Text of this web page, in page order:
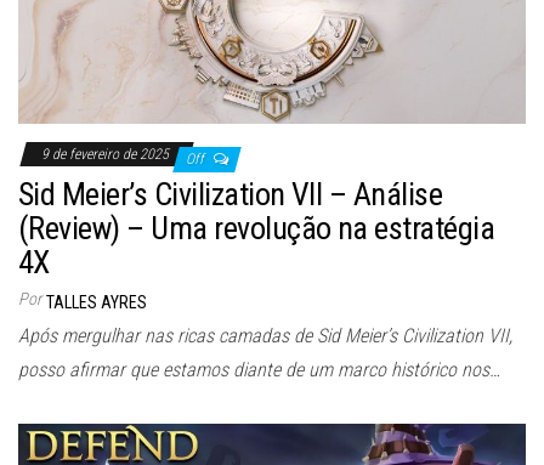
9 de fevereiro de 2025 Off
Sid Meier’s Civilization VII – Análise
(Review) – Uma revolução na estratégia
4X
Por TALLES AYRES
Após mergulhar nas ricas camadas de Sid Meier’s Civilization VII,
posso afirmar que estamos diante de um marco histórico nos…